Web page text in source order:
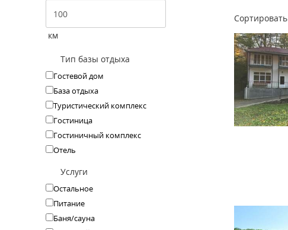
км
Тип базы отдыха
Гостевой дом
База отдыха
Туристический комплекс
Гостиница
Гостиничный комплекс
Отель
Услуги
Остальное
Питание
Баня/сауна
Сортировать